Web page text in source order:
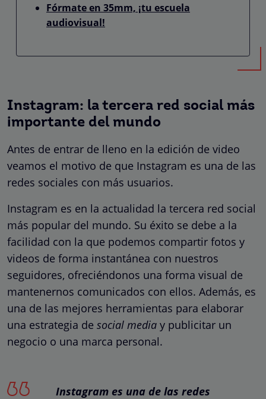
Fórmate en 35mm, ¡tu escuela
audiovisual!
Instagram: la tercera red social más
importante del mundo
Antes de entrar de lleno en la edición de video
veamos el motivo de que Instagram es una de las
redes sociales con más usuarios.
Instagram es en la actualidad la tercera red social
más popular del mundo. Su éxito se debe a la
facilidad con la que podemos compartir fotos y
videos de forma instantánea con nuestros
seguidores, ofreciéndonos una forma visual de
mantenernos comunicados con ellos. Además, es
una de las mejores herramientas para elaborar
una estrategia de social media y publicitar un
negocio o una marca personal.
Instagram es una de las redes